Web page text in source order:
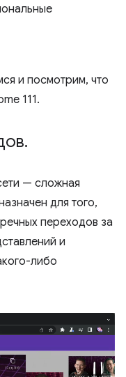
и посмотрим, что
111.
.
— сложная
для того,
переходов за
и
либо